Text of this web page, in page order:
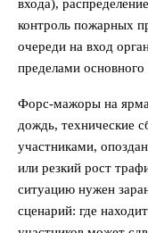
входа),
контроль пожарных
очереди на вход
пределами
Форс-мажоры на
дождь, технические
участниками,
или резкий рост
ситуацию нужен
сценарий: где